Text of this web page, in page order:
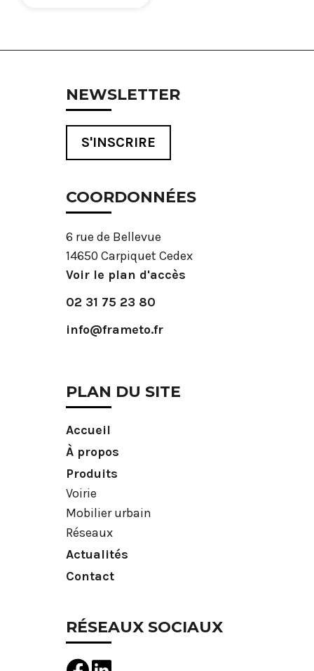
NEWSLETTER
S'INSCRIRE
COORDONNÉES
6 rue de Bellevue
14650 Carpiquet Cedex
Voir le plan d'accès
02 31 75 23 80
info@frameto.fr
PLAN DU SITE
Accueil
À propos
Produits
Voirie
Mobilier urbain
Réseaux
Actualités
Contact
RÉSEAUX SOCIAUX